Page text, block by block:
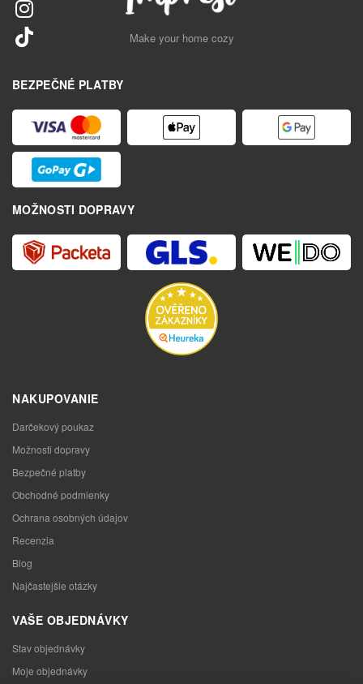
Make your home cozy
BEZPEČNÉ PLATBY
MOŽNOSTI DOPRAVY
NAKUPOVANIE
Darčekový poukaz
Možnosti dopravy
Bezpečné platby
Obchodné podmienky
Ochrana osobných údajov
Recenzia
Blog
Najčastejšie otázky
VAŠE OBJEDNÁVKY
Stav objednávky
Moje objednávky